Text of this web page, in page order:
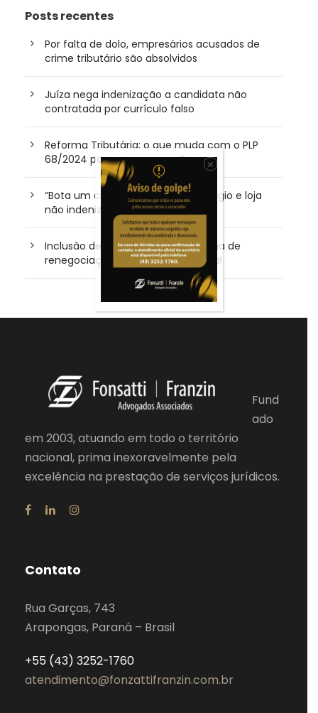
Posts recentes
Por falta de dolo, empresários acusados de
crime tributário são absolvidos
Juíza nega indenização a candidata não
contratada por currículo falso
Reforma Tributária: o que muda com o PLP
68/2024 para as empresas?
“Bota um cropped”: TJ/PR nega plágio e loja
não indenizará influenciadora
Inclusão de devedor em plataforma de
renegociação não gera dano moral
Fund
ado
em 2003, atuando em todo o território
nacional, prima inexoravelmente pela
excelência na prestação de serviços jurídicos.
Contato
Rua Garças, 743
Arapongas, Paraná – Brasil
+55 (43) 3252-1760
atendimento@fonzattifranzin.com.br
×